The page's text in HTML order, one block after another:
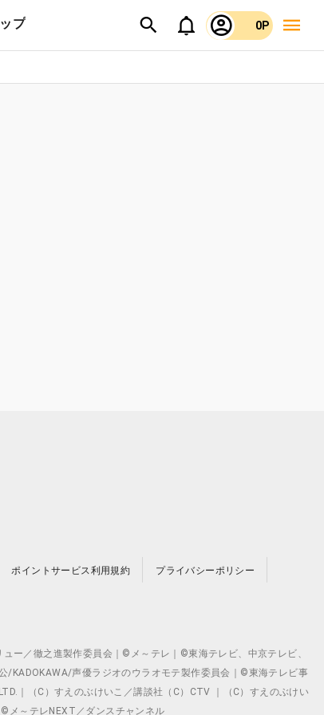
プ 0P
ポイントサービス利用規約 プライバシーポリシー
ー／徹之進製作委員会｜©メ～テレ｜©東海テレビ、中京テレビ、
/KADOKAWA/声優ラジオのウラオモテ製作委員会｜©東海テレビ事
｜（C）すえのぶけいこ／講談社（C）CTV ｜（C）すえのぶけい
メ～テレNEXT／ダンスチャンネル